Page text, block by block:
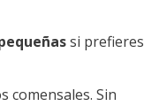
si prefieres
comensales. Sin